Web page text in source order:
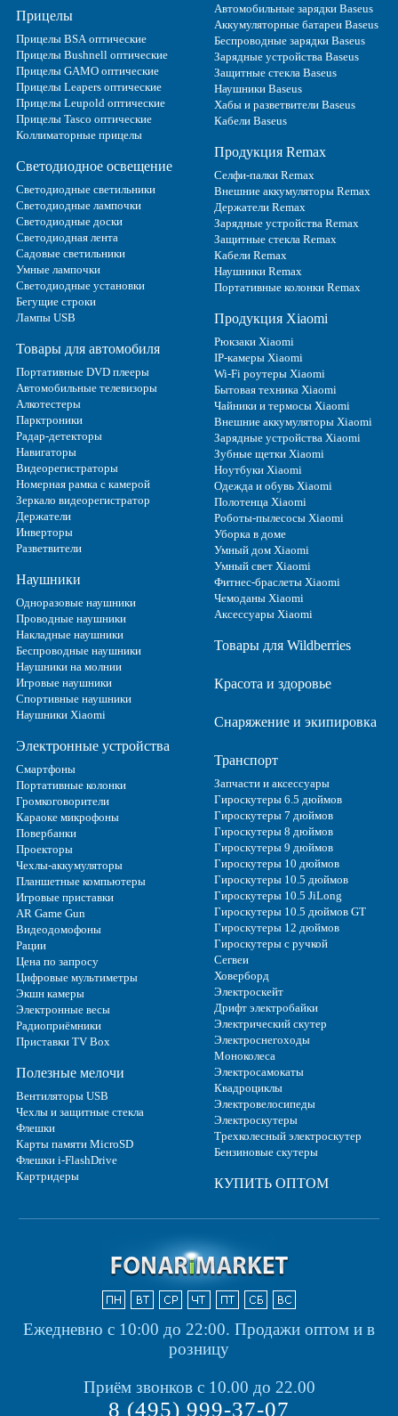
Прицелы
Прицелы BSA оптические
Прицелы Bushnell оптические
Прицелы GAMO оптические
Прицелы Leapers оптические
Прицелы Leupold оптические
Прицелы Tasco оптические
Коллиматорные прицелы
Светодиодное освещение
Светодиодные светильники
Светодиодные лампочки
Светодиодные доски
Светодиодная лента
Садовые светильники
Умные лампочки
Светодиодные установки
Бегущие строки
Лампы USB
Товары для автомобиля
Портативные DVD плееры
Автомобильные телевизоры
Алкотестеры
Парктроники
Радар-детекторы
Навигаторы
Видеорегистраторы
Номерная рамка с камерой
Зеркало видеорегистратор
Держатели
Инверторы
Разветвители
Наушники
Одноразовые наушники
Проводные наушники
Накладные наушники
Беспроводные наушники
Наушники на молнии
Игровые наушники
Спортивные наушники
Наушники Xiaomi
Электронные устройства
Смартфоны
Портативные колонки
Громкоговорители
Караоке микрофоны
Повербанки
Проекторы
Чехлы-аккумуляторы
Планшетные компьютеры
Игровые приставки
AR Game Gun
Видеодомофоны
Рации
Цена по запросу
Цифровые мультиметры
Экшн камеры
Электронные весы
Радиоприёмники
Приставки TV Box
Полезные мелочи
Вентиляторы USB
Чехлы и защитные стекла
Флешки
Карты памяти MicroSD
Флешки i-FlashDrive
Картридеры
Автомобильные зарядки Baseus
Аккумуляторные батареи Baseus
Беспроводные зарядки Baseus
Зарядные устройства Baseus
Защитные стекла Baseus
Наушники Baseus
Хабы и разветвители Baseus
Кабели Baseus
Продукция Remax
Селфи-палки Remax
Внешние аккумуляторы Remax
Держатели Remax
Зарядные устройства Remax
Защитные стекла Remax
Кабели Remax
Наушники Remax
Портативные колонки Remax
Продукция Xiaomi
Рюкзаки Xiaomi
IP-камеры Xiaomi
Wi-Fi роутеры Xiaomi
Бытовая техника Xiaomi
Чайники и термосы Xiaomi
Внешние аккумуляторы Xiaomi
Зарядные устройства Xiaomi
Зубные щетки Xiaomi
Ноутбуки Xiaomi
Одежда и обувь Xiaomi
Полотенца Xiaomi
Роботы-пылесосы Xiaomi
Уборка в доме
Умный дом Xiaomi
Умный свет Xiaomi
Фитнес-браслеты Xiaomi
Чемоданы Xiaomi
Аксессуары Xiaomi
Товары для Wildberries
Красота и здоровье
Снаряжение и экипировка
Транспорт
Запчасти и аксессуары
Гироскутеры 6.5 дюймов
Гироскутеры 7 дюймов
Гироскутеры 8 дюймов
Гироскутеры 9 дюймов
Гироскутеры 10 дюймов
Гироскутеры 10.5 дюймов
Гироскутеры 10.5 JiLong
Гироскутеры 10.5 дюймов GT
Гироскутеры 12 дюймов
Гироскутеры с ручкой
Сегвеи
Ховерборд
Электроскейт
Дрифт электробайки
Электрический скутер
Электроснегоходы
Моноколеса
Электросамокаты
Квадроциклы
Электровелосипеды
Электроскутеры
Трехколесный электроскутер
Бензиновые скутеры
КУПИТЬ ОПТОМ
Ежедневно с 10:00 до 22:00. Продажи оптом и в
розницу
Приём звонков с 10.00 до 22.00
8 (495) 999-37-07